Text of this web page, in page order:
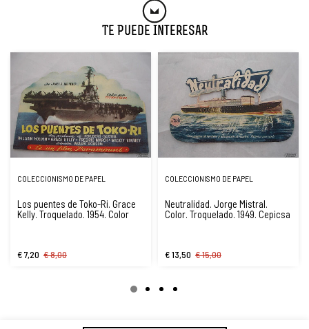
Te Puede Interesar
COLECCIONISMO DE PAPEL
Los puentes de Toko-Ri. Grace
Kelly. Troquelado. 1954. Color
€ 7,20 € 8,00
COLECCIONISMO DE PAPEL
Neutralidad. Jorge Mistral.
Color. Troquelado. 1949. Cepicsa
€ 13,50 € 15,00